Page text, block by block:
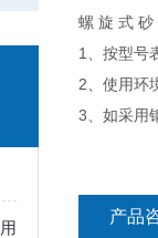
螺 旋 式 砂
1、按型号
2、使用环
3、如采用
产品